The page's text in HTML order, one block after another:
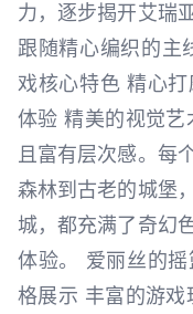
力，逐步揭开艾瑞
跟随精心编织的主
戏核心特色 精心
体验 精美的视觉
且富有层次感。每
森林到古老的城堡
城，都充满了奇幻
体验。 爱丽丝的
格展示 丰富的游